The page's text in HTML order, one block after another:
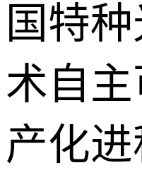
国特
术自
产化